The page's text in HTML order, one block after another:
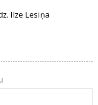
Ilze Lesiņa